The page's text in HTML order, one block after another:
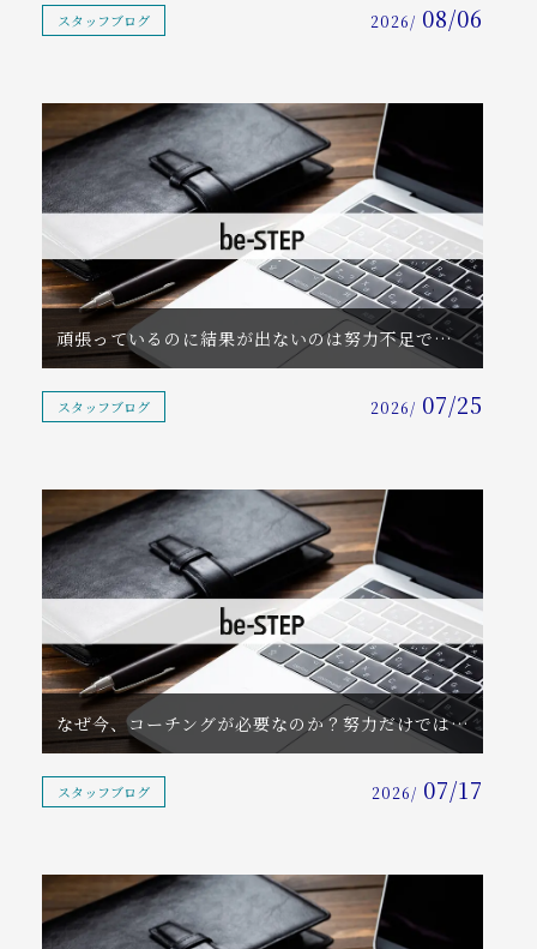
ご予約・お問い合わせ
tel. 090-9727-8290
営業・勧誘など、お断りいたします。
スタッフブログ 2026/ 08/06
スタッフブログ 2026/ 07/25
頑張っているのに結果が出ないのは努力不足ではない
スタッフブログ 2026/ 07/17
なぜ今、コーチングが必要なのか？努力だけでは変われない本当の理由